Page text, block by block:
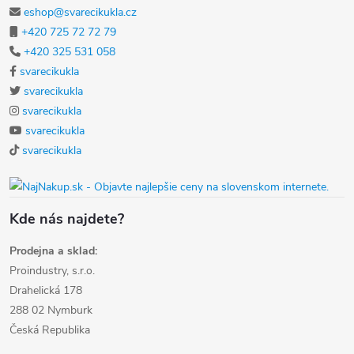
eshop@svarecikukla.cz
+420 725 72 72 79
+420 325 531 058
svarecikukla
svarecikukla
svarecikukla
svarecikukla
svarecikukla
Kde nás najdete?
Prodejna a sklad:
Proindustry, s.r.o.
Drahelická 178
288 02 Nymburk
Česká Republika